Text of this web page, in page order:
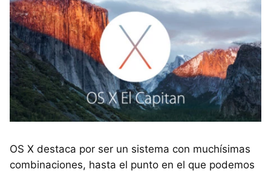
OS X destaca por ser un sistema con muchísimas
combinaciones, hasta el punto en el que podemos